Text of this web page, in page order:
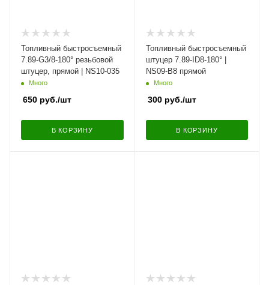
Топливный быстросъемный
7.89-G3/8-180° резьбовой
штуцер, прямой | NS10-035
Много
650 руб./шт
В КОРЗИНУ
Топливный быстросъемный
штуцер 7.89-ID8-180° |
NS09-B8 прямой
Много
300руб./шт
В КОРЗИНУ